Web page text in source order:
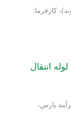
کارفرما:
انتقال
پارس،